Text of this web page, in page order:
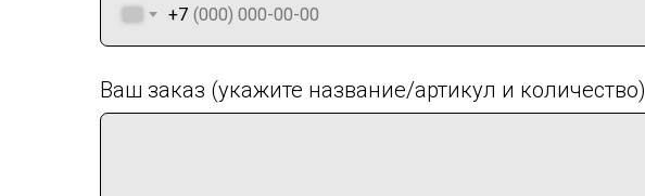
+7
Ваш заказ (укажите название/артикул и количество)